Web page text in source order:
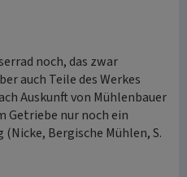
noch, das zwar
auch Teile des Werkes
Auskunft von Mühlenbauer
Getriebe nur noch ein
Bergische Mühlen, S.